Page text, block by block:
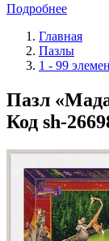
Подробнее
Главная
Пазлы
1 - 99
Пазл
Код sh-